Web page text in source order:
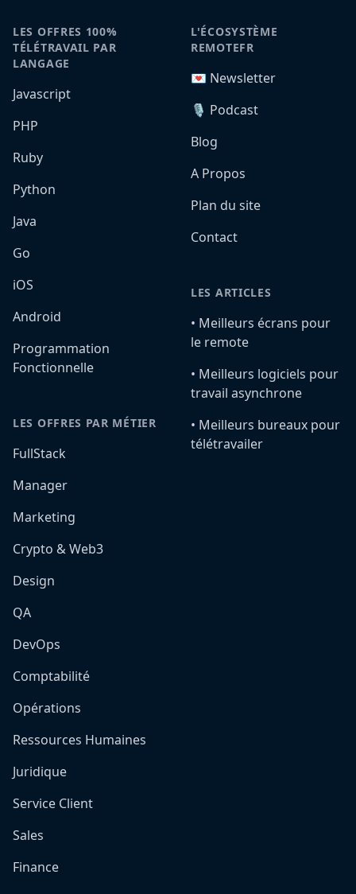
LES OFFRES 100%
TÉLÉTRAVAIL PAR
LANGAGE
Javascript
PHP
Ruby
Python
Java
Go
iOS
Android
Programmation
Fonctionnelle
LES OFFRES PAR MÉTIER
FullStack
Manager
Marketing
Crypto & Web3
Design
QA
DevOps
Comptabilité
Opérations
Ressources Humaines
Juridique
Service Client
Sales
Finance
L'ÉCOSYSTÈME
REMOTEFR
💌 Newsletter
🎙️ Podcast
Blog
A Propos
Plan du site
Contact
LES ARTICLES
•️ Meilleurs écrans pour
le remote
•️ Meilleurs logiciels pour
travail asynchrone
•️ Meilleurs bureaux pour
télétravailer